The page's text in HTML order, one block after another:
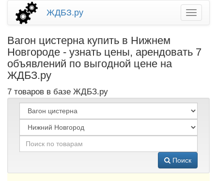
ЖДБЗ.ру
Вагон цистерна купить в Нижнем
Новгороде - узнать цены, арендовать 7
объявлений по выгодной цене на
ЖДБЗ.ру
7 товаров в базе ЖДБЗ.ру
Поиск